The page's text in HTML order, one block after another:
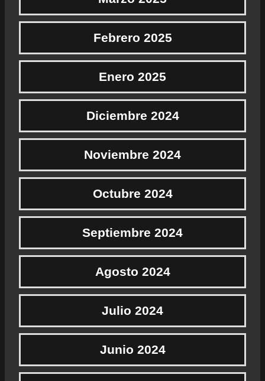
Febrero 2025
Enero 2025
Diciembre 2024
Noviembre 2024
Octubre 2024
Septiembre 2024
Agosto 2024
Julio 2024
Junio 2024